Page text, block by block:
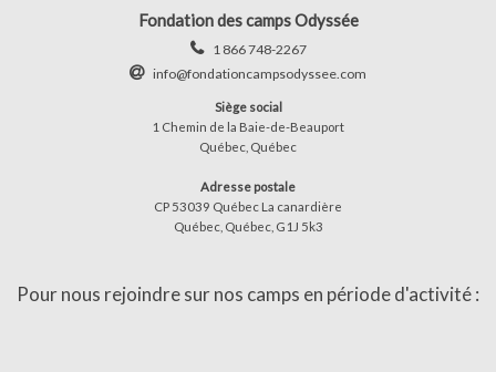
Fondation des camps Odyssée
1 866 748-2267
info@fondationcampsodyssee.com
Siège social
1 Chemin de la Baie-de-Beauport
Québec, Québec
Adresse postale
CP 53039 Québec La canardière
Québec, Québec, G1J 5k3
Pour nous rejoindre sur nos camps en période d'activité :